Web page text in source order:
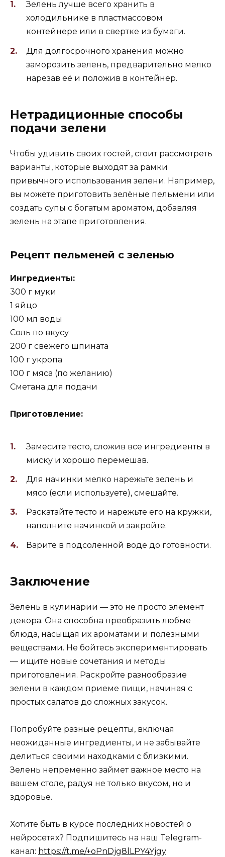
Зелень лучше всего хранить в
холодильнике в пластмассовом
контейнере или в свертке из бумаги.
Для долгосрочного хранения можно
заморозить зелень, предварительно мелко
нарезав её и положив в контейнер.
Нетрадиционные способы
подачи зелени
Чтобы удивить своих гостей, стоит рассмотреть
варианты, которые выходят за рамки
привычного использования зелени. Например,
вы можете приготовить зелёные пельмени или
создать супы с богатым ароматом, добавляя
зелень на этапе приготовления.
Рецепт пельменей с зеленью
Ингредиенты:
300 г муки
1 яйцо
100 мл воды
Соль по вкусу
200 г свежего шпината
100 г укропа
100 г мяса (по желанию)
Сметана для подачи
Приготовление:
Замесите тесто, сложив все ингредиенты в
миску и хорошо перемешав.
Для начинки мелко нарежьте зелень и
мясо (если используете), смешайте.
Раскатайте тесто и нарежьте его на кружки,
наполните начинкой и закройте.
Варите в подсоленной воде до готовности.
Заключение
Зелень в кулинарии — это не просто элемент
декора. Она способна преобразить любые
блюда, насыщая их ароматами и полезными
веществами. Не бойтесь экспериментировать
— ищите новые сочетания и методы
приготовления. Раскройте разнообразие
зелени в каждом приеме пищи, начиная с
простых салатов до сложных закусок.
Попробуйте разные рецепты, включая
неожиданные ингредиенты, и не забывайте
делиться своими находками с близкими.
Зелень непременно займет важное место на
вашем столе, радуя не только вкусом, но и
здоровье.
Хотите быть в курсе последних новостей о
нейросетях? Подпишитесь на наш Telegram-
канал: https://t.me/+oPnDjg8lLPY4Yjgy